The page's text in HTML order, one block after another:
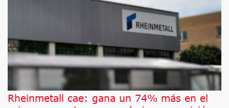
Rheinmetall cae: gana un 74% más en el